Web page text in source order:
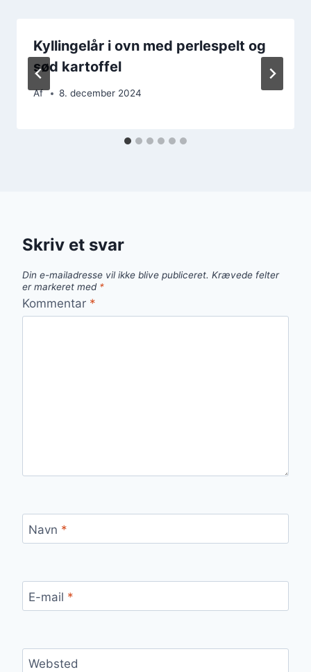
Kyllingelår i ovn med perlespelt og
sød kartoffel
Af 8. december 2024
Skriv et svar
Din e-mailadresse vil ikke blive publiceret. Krævede felter
er markeret med *
Kommentar *
Navn *
E-mail *
Websted